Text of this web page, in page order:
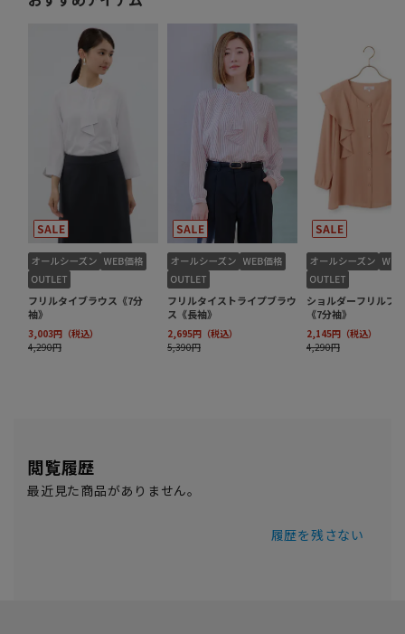
閲覧履歴
最近見た商品がありません。
履歴を残さない